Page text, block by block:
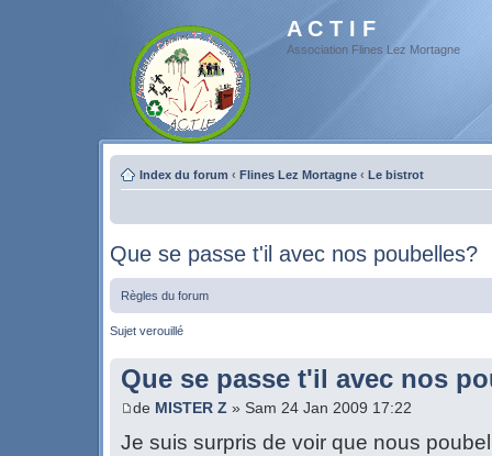
A C T I F
Association Flines Lez Mortagne
Index du forum ‹ Flines Lez Mortagne ‹ Le bistrot
Que se passe t'il avec nos poubelles?
Règles du forum
Sujet verouillé
Que se passe t'il avec nos
de MISTER Z » Sam 24 Jan 2009 17:22
Je suis surpris de voir que nous